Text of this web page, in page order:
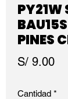
PY21W
PINES
S/ 9.00
Cantidad *